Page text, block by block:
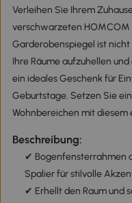
Verleihen Sie Ihrem
verschwarzeten HOMCOM
Garderobenspiegel ist
Ihre Räume aufzuhellen
ein ideales Geschenk für
Geburtstage. Setzen Sie
Wohnbereichen mit diesem
Beschreibung:
✔ Bogenfensterrahmen
Spalier für stilvolle
✔ Erhellt den Raum und